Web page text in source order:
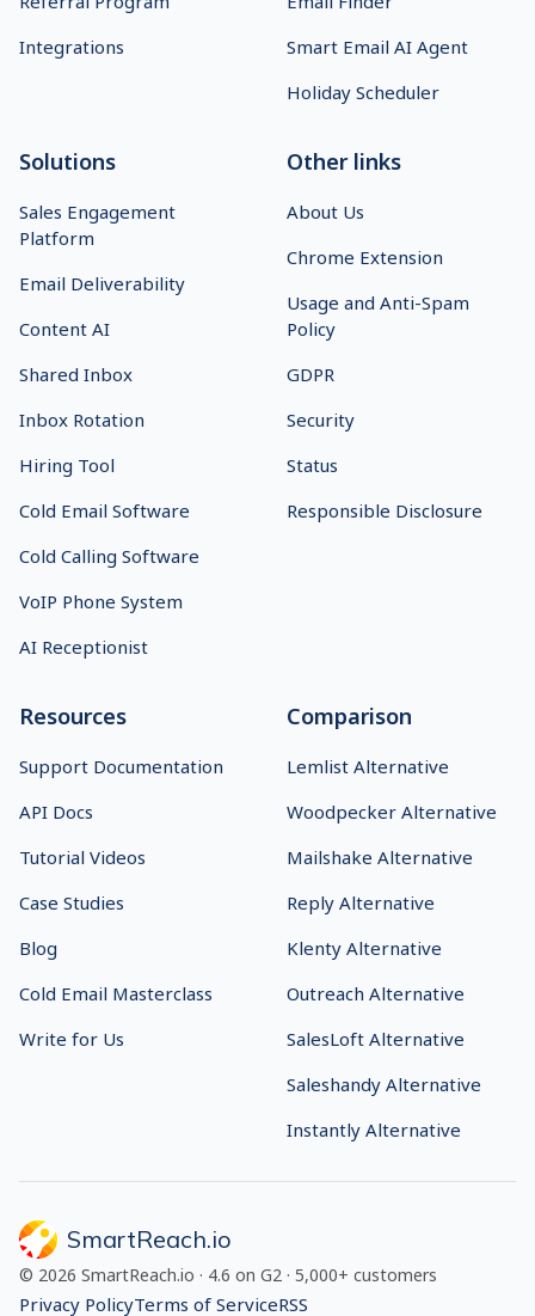
Integrations
Smart Email AI Agent
Holiday Scheduler
Solutions
Sales Engagement
Platform
Email Deliverability
Content AI
Shared Inbox
Inbox Rotation
Hiring Tool
Cold Email Software
Cold Calling Software
VoIP Phone System
AI Receptionist
Other links
About Us
Chrome Extension
Usage and Anti-Spam
Policy
GDPR
Security
Status
Responsible Disclosure
Resources
Support Documentation
API Docs
Tutorial Videos
Case Studies
Blog
Cold Email Masterclass
Write for Us
Comparison
Lemlist Alternative
Woodpecker Alternative
Mailshake Alternative
Reply Alternative
Klenty Alternative
Outreach Alternative
SalesLoft Alternative
Saleshandy Alternative
Instantly Alternative
SmartReach.io
© 2026 SmartReach.io · 4.6 on G2 · 5,000+ customers
Privacy PolicyTerms of ServiceRSS